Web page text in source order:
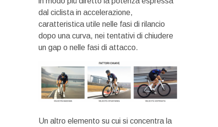
dal ciclista in accelerazione,
caratteristica utile nelle fasi di rilancio
dopo una curva, nei tentativi di chiudere
un gap o nelle fasi di attacco.
Un altro elemento su cui si concentra la